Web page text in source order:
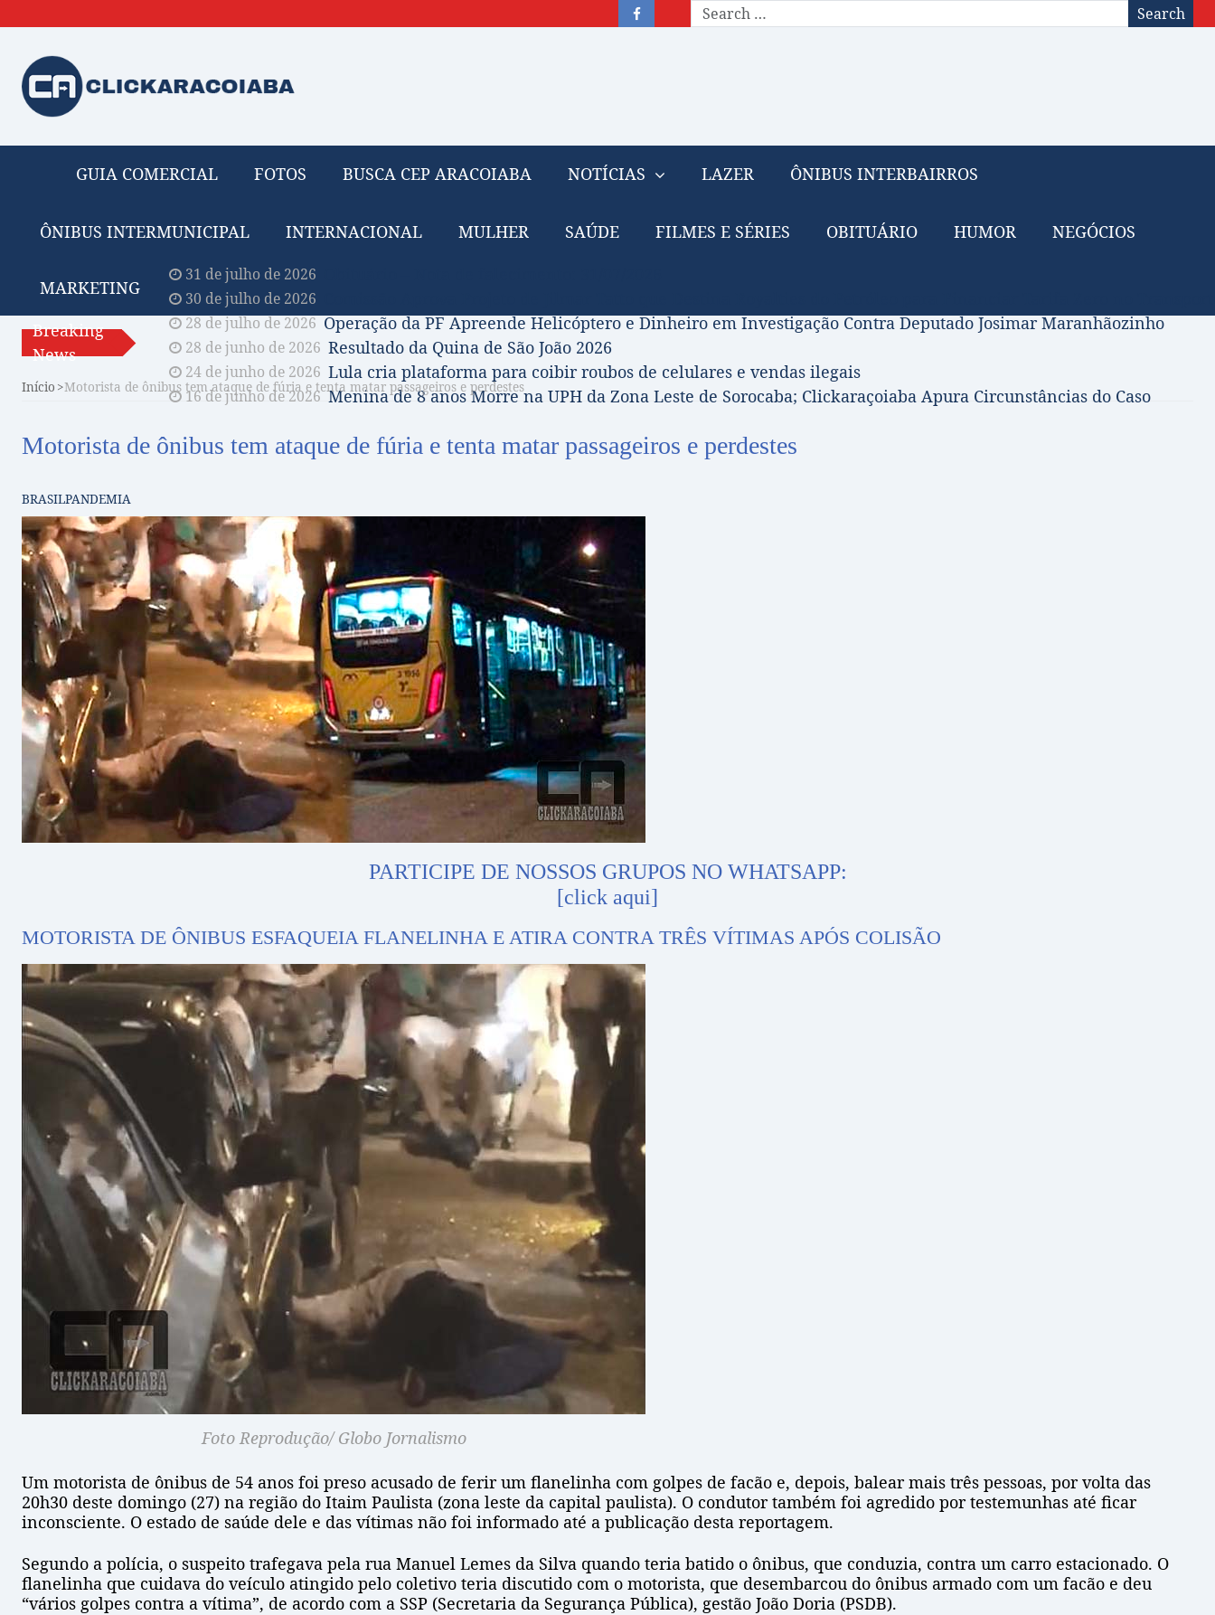
Search
GUIA COMERCIAL FOTOS BUSCA CEP ARACOIABA NOTÍCIAS LAZER ÔNIBUS INTERBAIRROS
ÔNIBUS INTERMUNICIPAL INTERNACIONAL MULHER SAÚDE FILMES E SÉRIES OBITUÁRIO HUMOR NEGÓCIOS
MARKETING
Breaking
News
31 de julho de 2026
30 de julho de 2026
28 de julho de 2026 Operação da PF Apreende Helicóptero e Dinheiro em Investigação Contra Deputado Josimar Maranhãozinho
28 de junho de 2026 Resultado da Quina de São João 2026
24 de junho de 2026 Lula cria plataforma para coibir roubos de celulares e vendas ilegais
16 de junho de 2026 Menina de 8 anos Morre na UPH da Zona Leste de Sorocaba; Clickaraçoiaba Apura Circunstâncias do Caso
Início Motorista de ônibus tem ataque de fúria e tenta matar passageiros e perdestes
Motorista de ônibus tem ataque de fúria e tenta matar passageiros e perdestes
BRASILPANDEMIA
PARTICIPE DE NOSSOS GRUPOS NO WHATSAPP:
[click aqui]
MOTORISTA DE ÔNIBUS ESFAQUEIA FLANELINHA E ATIRA CONTRA TRÊS VÍTIMAS APÓS COLISÃO
Foto Reprodução/ Globo Jornalismo
Um motorista de ônibus de 54 anos foi preso acusado de ferir um flanelinha com golpes de facão e, depois, balear mais três pessoas, por volta das
20h30 deste domingo (27) na região do Itaim Paulista (zona leste da capital paulista). O condutor também foi agredido por testemunhas até ficar
inconsciente. O estado de saúde dele e das vítimas não foi informado até a publicação desta reportagem.
Segundo a polícia, o suspeito trafegava pela rua Manuel Lemes da Silva quando teria batido o ônibus, que conduzia, contra um carro estacionado. O
flanelinha que cuidava do veículo atingido pelo coletivo teria discutido com o motorista, que desembarcou do ônibus armado com um facão e deu
“vários golpes contra a vítima”, de acordo com a SSP (Secretaria da Segurança Pública), gestão João Doria (PSDB).